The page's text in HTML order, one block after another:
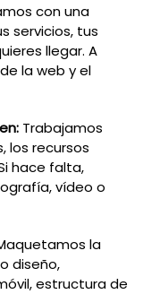
con una
servicios, tus
llegar. A
la web y el
Trabajamos
los recursos
hace falta,
vídeo o
la
diseño,
estructura de